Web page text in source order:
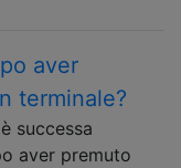
aver
terminale?
successa
aver premuto